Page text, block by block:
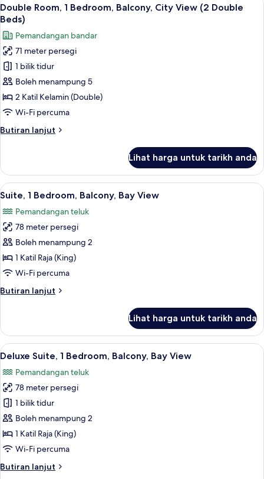
View
semua
foto
untuk
Double
Room,
1
Bedroom,
Balcony,
View
Beds)
4
Double Room, 1 Bedroom, Balcony, City View (2 Double
Beds)
Pemandangan bandar
71 meter persegi
1 bilik tidur
Boleh menampung 5
2 Katil Kelamin (Double)
Wi-Fi percuma
Butiran lanjut
Butiran
Room,
Bedroom,
City
View
(2
Double
Beds)
Lihat harga untuk tarikh anda
Lihat
semua
foto
untuk
Suite,
1
Bedroom,
Bay
Cadar kapas Mesir, peralatan
6
Suite, 1 Bedroom, Balcony, Bay View
Pemandangan teluk
78 meter persegi
Boleh menampung 2
1 Katil Raja (King)
Wi-Fi percuma
Butiran lanjut
Butiran
1
Bedroom,
Balcony,
View
Lihat harga untuk tarikh anda
Lihat
semua
foto
untuk
Deluxe
Suite,
1
Bedroom,
Balcony,
Bay
Cadar kapas Mesir, peralatan
6
Deluxe Suite, 1 Bedroom, Balcony, Bay View
Pemandangan teluk
78 meter persegi
1 bilik tidur
Boleh menampung 2
1 Katil Raja (King)
Wi-Fi percuma
Butiran lanjut
Butiran